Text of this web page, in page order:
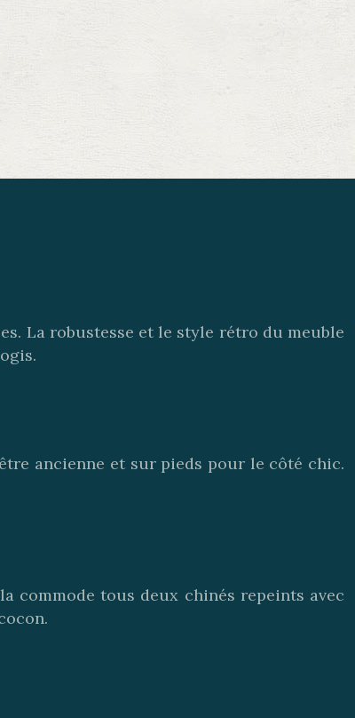
La robustesse et le style rétro du meuble
ancienne et sur pieds pour le côté chic.
commode tous deux chinés repeints avec